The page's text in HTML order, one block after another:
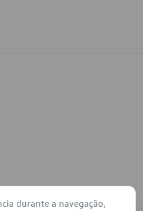
durante a navegação,